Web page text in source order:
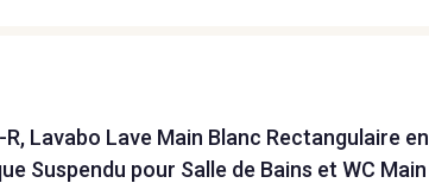
Lavabo Lave Main Blanc Rectangulaire en
Suspendu pour Salle de Bains et WC Main